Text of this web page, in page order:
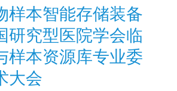
样本智能存储装备
研究型医院学会临
样本资源库专业委
大会